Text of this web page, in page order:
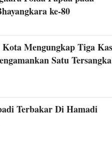
ke-80
Mengungkap Tiga
Satu Tersangka
Terbakar Di Hamadi